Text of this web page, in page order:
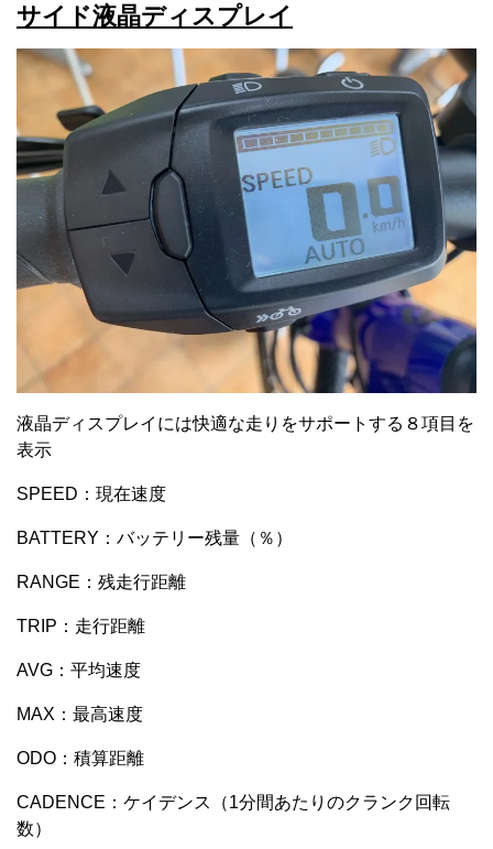
サイド液晶ディスプレイ
液晶ディスプレイには快適な走りをサポートする８項目を
表示
SPEED：現在速度
BATTERY：バッテリー残量（％）
RANGE：残走行距離
TRIP：走行距離
AVG：平均速度
MAX：最高速度
ODO：積算距離
CADENCE：ケイデンス（1分間あたりのクランク回転
数）